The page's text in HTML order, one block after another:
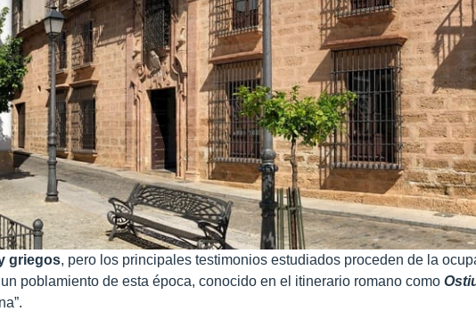
griegos, pero los principales testimonios estudiados proceden de la
poblamiento de esta época, conocido en el itinerario romano como